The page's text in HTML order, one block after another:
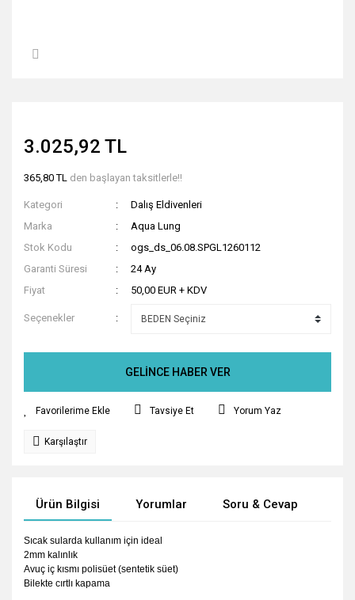
3.025,92 TL
365,80 TL den başlayan taksitlerle!!
Kategori
Dalış Eldivenleri
Marka
Aqua Lung
Stok Kodu
ogs_ds_06.08.SPGL1260112
Garanti Süresi
24 Ay
Fiyat
50,00 EUR + KDV
Seçenekler
GELİNCE HABER VER
Tavsiye Et Yorum Yaz
Karşılaştır
Ürün Bilgisi Yorumlar Soru & Cevap
Sıcak sularda kullanım için ideal
2mm kalınlık
Avuç iç kısmı polisüet (sentetik süet)
Bilekte cırtlı kapama